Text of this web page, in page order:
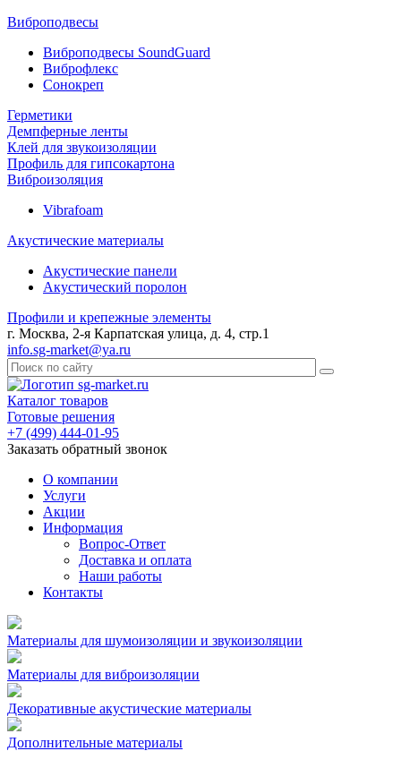
Виброподвесы
Виброподвесы SoundGuard
Виброфлекс
Сонокреп
Герметики
Демпферные ленты
Клей для звукоизоляции
Профиль для гипсокартона
Виброизоляция
Vibrafoam
Акустические материалы
Акустические панели
Акустический поролон
Профили и крепежные элементы
г. Москва, 2-я Карпатская улица, д. 4, стр.1
info.sg-market@ya.ru
Каталог товаров
Готовые решения
+7 (499) 444-01-95
Заказать обратный звонок
О компании
Услуги
Акции
Информация
Вопрос-Ответ
Доставка и оплата
Наши работы
Контакты
Материалы для шумоизоляции и звукоизоляции
Материалы для виброизоляции
Декоративные акустические материалы
Дополнительные материалы